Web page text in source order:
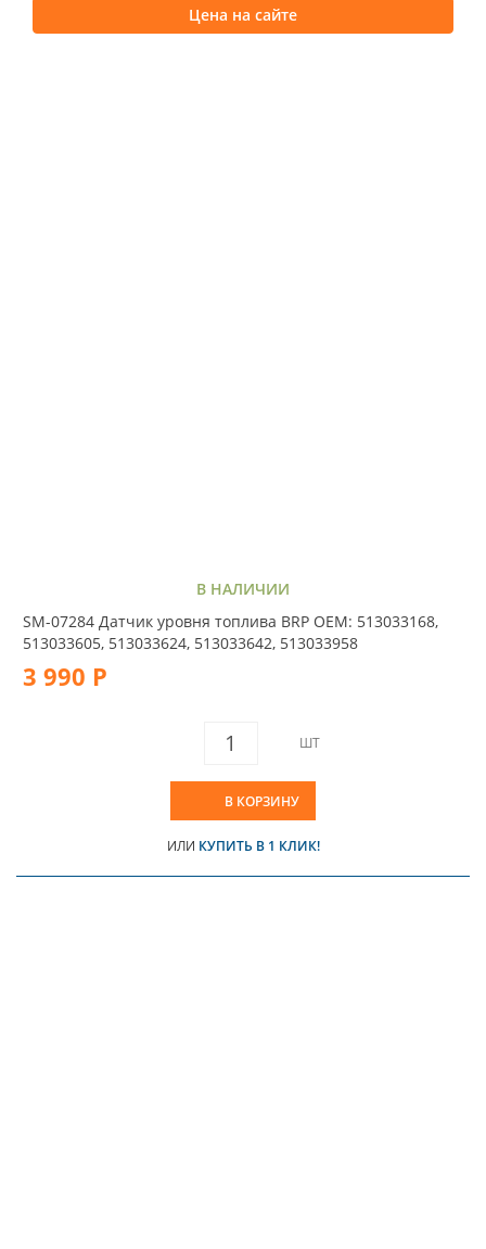
Цена на сайте
В НАЛИЧИИ
SM-07284 Датчик уровня топлива BRP OEM: 513033168,
513033605, 513033624, 513033642, 513033958
3 990 Р
ШТ
В КОРЗИНУ
ИЛИ КУПИТЬ В 1 КЛИК!